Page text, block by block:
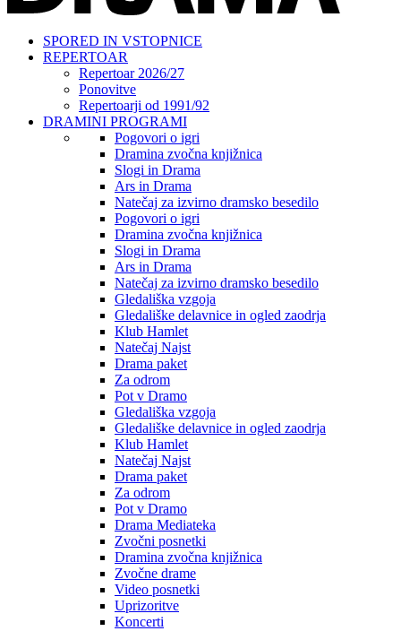
SPORED IN VSTOPNICE
REPERTOAR
Repertoar 2026/27
Ponovitve
Repertoarji od 1991/92
DRAMINI PROGRAMI
Pogovori o igri
Dramina zvočna knjižnica
Slogi in Drama
Ars in Drama
Natečaj za izvirno dramsko besedilo
Pogovori o igri
Dramina zvočna knjižnica
Slogi in Drama
Ars in Drama
Natečaj za izvirno dramsko besedilo
Gledališka vzgoja
Gledališke delavnice in ogled zaodrja
Klub Hamlet
Natečaj Najst
Drama paket
Za odrom
Pot v Dramo
Gledališka vzgoja
Gledališke delavnice in ogled zaodrja
Klub Hamlet
Natečaj Najst
Drama paket
Za odrom
Pot v Dramo
Drama Mediateka
Zvočni posnetki
Dramina zvočna knjižnica
Zvočne drame
Video posnetki
Uprizoritve
Koncerti